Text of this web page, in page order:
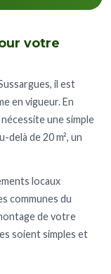
votre
il est
en vigueur. En
une simple
delà de 20 m², un
locaux
communes du
de votre
soient simples et